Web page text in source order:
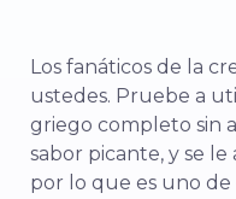
Los fanáticos de la
ustedes. Pruebe a
griego completo sin
sabor picante, y se
por lo que es uno de